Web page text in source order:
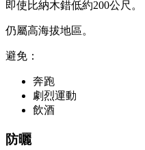
即使比納木錯低約200公尺。
仍屬高海拔地區。
避免：
奔跑
劇烈運動
飲酒
防曬